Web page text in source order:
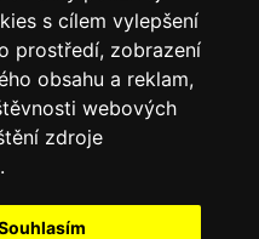
s cílem vylepšení
prostředí, zobrazení
obsahu a reklam,
webových
zdroje
Leaflet| ©OpenStreetMapcontributors
Jižní Morava
kontaktů na ubytování